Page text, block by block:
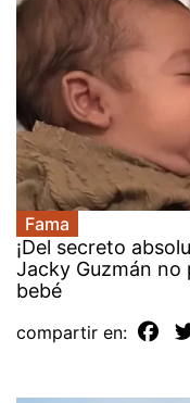
Fama
¡Del secreto
Jacky Guzmán no
bebé
compartir en: